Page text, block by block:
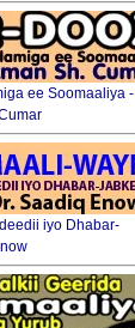
ee Soomaaliya -
iyo Dhabar-